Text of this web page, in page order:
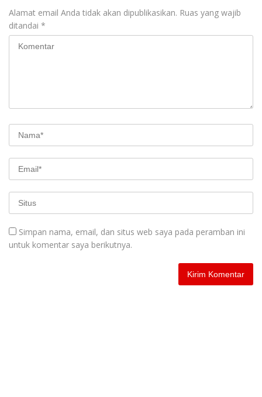
Alamat email Anda tidak akan dipublikasikan. Ruas yang wajib
ditandai *
Simpan nama, email, dan situs web saya pada peramban ini
untuk komentar saya berikutnya.